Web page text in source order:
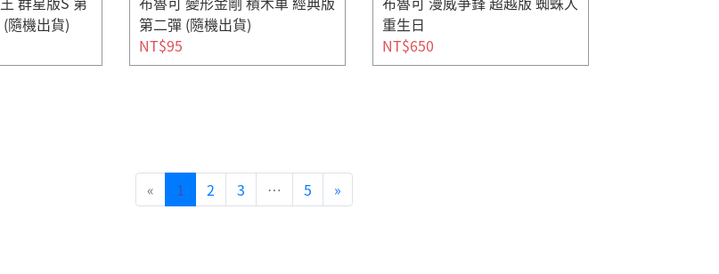
隨機出貨)
第二彈 (隨機出貨)
NT$95
重生日
NT$650
« 1 2 3 … 5 »